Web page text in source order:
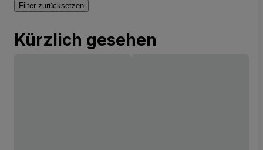
Filter zurücksetzen
Kürzlich gesehen